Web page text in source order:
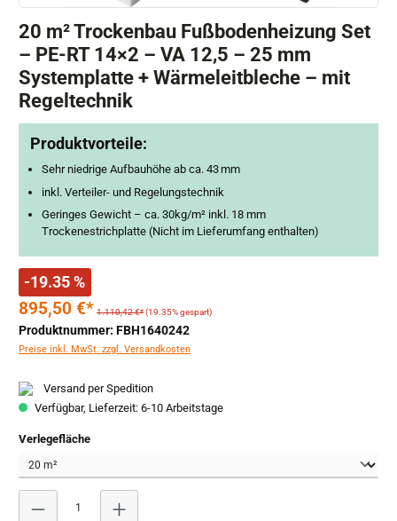
20 m² Trockenbau Fußbodenheizung Set
– PE-RT 14×2 – VA 12,5 – 25 mm
Systemplatte + Wärmeleitbleche – mit
Regeltechnik
Produktvorteile:
Sehr niedrige Aufbauhöhe ab ca. 43 mm
inkl. Verteiler- und Regelungstechnik
Geringes Gewicht – ca. 30kg/m² inkl. 18 mm
Trockenestrichplatte (Nicht im Lieferumfang enthalten)
-19.35 %
895,50 €* 1.110,42 €*(19.35% gespart)
Produktnummer: FBH1640242
Preise inkl. MwSt. zzgl. Versandkosten
Versand per Spedition
Verfügbar, Lieferzeit: 6-10 Arbeitstage
Verlegeflächeauswählen